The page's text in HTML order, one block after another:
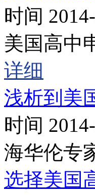
时间
美国高中
详细
浅析到美
时间
海华伦专
选择美国